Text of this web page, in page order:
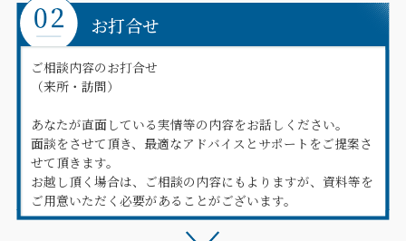
お打合せ
ご相談内容のお打合せ
（来所・訪問）
あなたが直面している実情等の内容をお話しください。
面談をさせて頂き、最適なアドバイスとサポートをご提案さ
せて頂きます。
お越し頂く場合は、ご相談の内容にもよりますが、資料等を
ご用意いただく必要があることがございます。